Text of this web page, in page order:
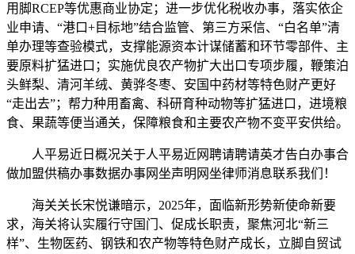
用脚RCEP等优惠商业协定；进一步优化税收办事，落实依企
业申请、“港口+目标地”结合监管、第三方采信、“白名单”清
单办理等查验模式，支撑能源资本计谋储蓄和环节零部件、主
要原料扩猛进口；实施优良农产物扩大出口专项步履，鞭策泊
头鲜梨、清河羊绒、黄骅冬枣、安国中药材等特色财产更好
“走出去”；帮力种用畜禽、科研育种动物等扩猛进口，进境粮
食、果蔬等便当通关，保障粮食和主要农产物不变平安供给。
人平易近日概况关于人平易近网聘请聘请英才告白办事合
做加盟供稿办事数据办事网坐声明网坐律师消息联系我们！
海关关长宋悦谦暗示，2025年，面临新形势新使命新要
求，海关将认实履行守国门、促成长职责，聚焦河北“新三
样”、生物医药、钢铁和农产物等特色财产成长，立脚自贸试